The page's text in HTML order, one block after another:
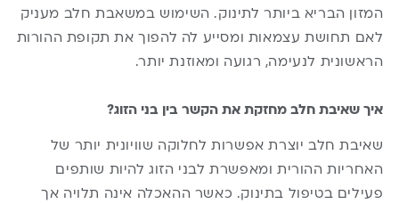
המזון הבריא ביותר לתינוק. השימוש במשאבת חלב מעניק
לאם תחושת עצמאות ומסייע לה להפוך את תקופת ההורות
הראשונית לנעימה, רגועה ומאוזנת יותר.
איך שאיבת חלב מחזקת את הקשר בין בני הזוג?
שאיבת חלב יוצרת אפשרות לחלוקה שוויונית יותר של
האחריות ההורית ומאפשרת לבני הזוג להיות שותפים
פעילים בטיפול בתינוק. כאשר ההאכלה אינה תלויה אך